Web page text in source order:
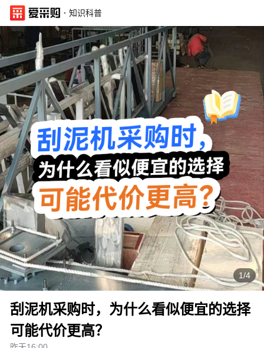
· 知识科普
1/4
刮泥机采购时，为什么看似便宜的选择
可能代价更高？